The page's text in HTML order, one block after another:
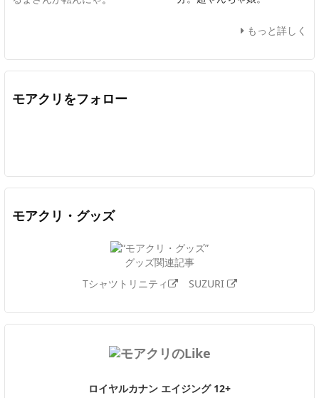
もっと詳しく
モアクリをフォロー
モアクリ・グッズ
グッズ関連記事
Tシャツトリニティ
SUZURI
ロイヤルカナン エイジング 12+